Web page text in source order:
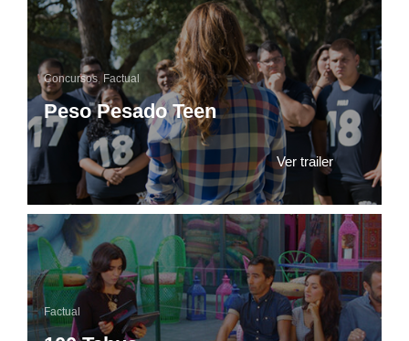
Peso Pesado Teen
Concursos, Factual
Ver trailer
Factual